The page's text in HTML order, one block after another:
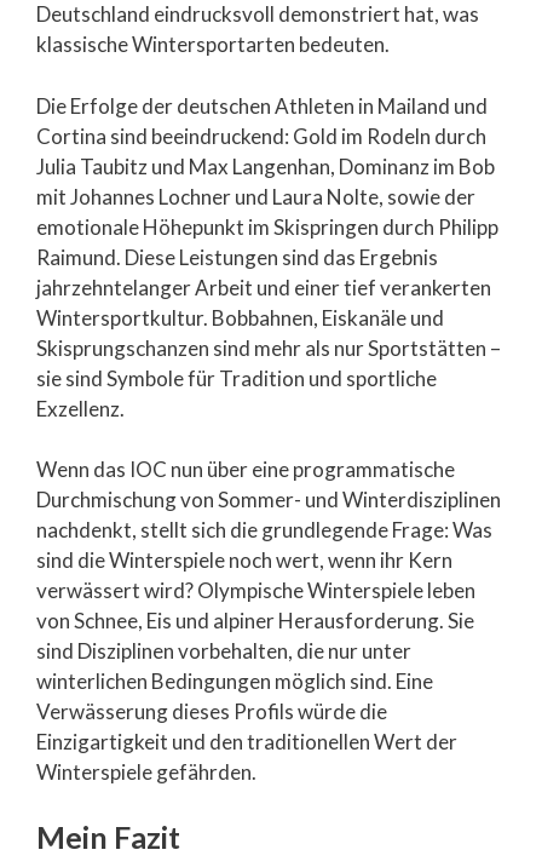
Deutschland eindrucksvoll demonstriert hat, was
klassische Wintersportarten bedeuten.
Die Erfolge der deutschen Athleten in Mailand und
Cortina sind beeindruckend: Gold im Rodeln durch
Julia Taubitz und Max Langenhan, Dominanz im Bob
mit Johannes Lochner und Laura Nolte, sowie der
emotionale Höhepunkt im Skispringen durch Philipp
Raimund. Diese Leistungen sind das Ergebnis
jahrzehntelanger Arbeit und einer tief verankerten
Wintersportkultur. Bobbahnen, Eiskanäle und
Skisprungschanzen sind mehr als nur Sportstätten –
sie sind Symbole für Tradition und sportliche
Exzellenz.
Wenn das IOC nun über eine programmatische
Durchmischung von Sommer- und Winterdisziplinen
nachdenkt, stellt sich die grundlegende Frage: Was
sind die Winterspiele noch wert, wenn ihr Kern
verwässert wird? Olympische Winterspiele leben
von Schnee, Eis und alpiner Herausforderung. Sie
sind Disziplinen vorbehalten, die nur unter
winterlichen Bedingungen möglich sind. Eine
Verwässerung dieses Profils würde die
Einzigartigkeit und den traditionellen Wert der
Winterspiele gefährden.
Mein Fazit